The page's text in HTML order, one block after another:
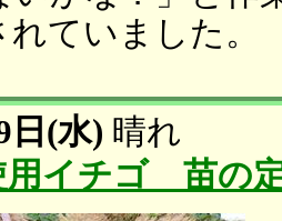
ていました。
日(水) 晴れ
用イチゴ 苗の